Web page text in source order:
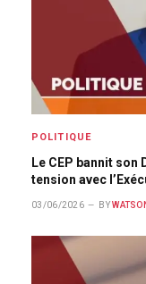
POLITIQUE
Le CEP bannit
tension avec
03/06/2026 BY